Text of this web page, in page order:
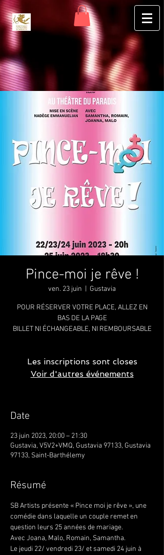
Pince-moi je rêve !
ven. 23 juin Gustavia
POUR RÉSERVER VOTRE PLACE, ALLEZ EN
BAS DE LA PAGE
BILLET NI ÉCHANGEABLE, NI REMBOURSABLE
Les inscriptions sont closes
Voir d'autres événements
Date
23 juin 2023, 20:00 – 21:30
Gustavia, V5V2+VMQ, Gustavia 97133, Gustavia
97133, Saint-Barthélemy
Résumé
SB Artists présente « Pince moi je rêve », une
comédie dans laquelle un couple remet en
question leurs 25 années de mariage.
Avec Joana, Malo, Romain, Samantha.
Le jeudi 22/ vendredi 23/ et samedi 24 juin à